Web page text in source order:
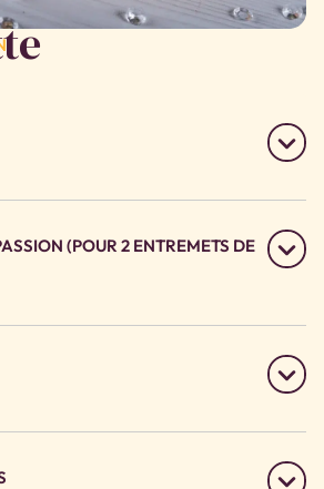
(POUR 2 ENTREMETS DE